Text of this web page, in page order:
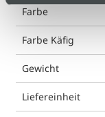
Farbe
Farbe Käfig
Gewicht
Liefereinheit